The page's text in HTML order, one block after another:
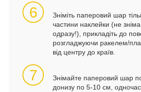
6
Зніміть паперовий шар
частини наклейки (не
одразу!), прикладіть до
розгладжуючи ракелем/
від центру до країв.
7
Знімайте паперовий шар
донизу по 5-10 см,